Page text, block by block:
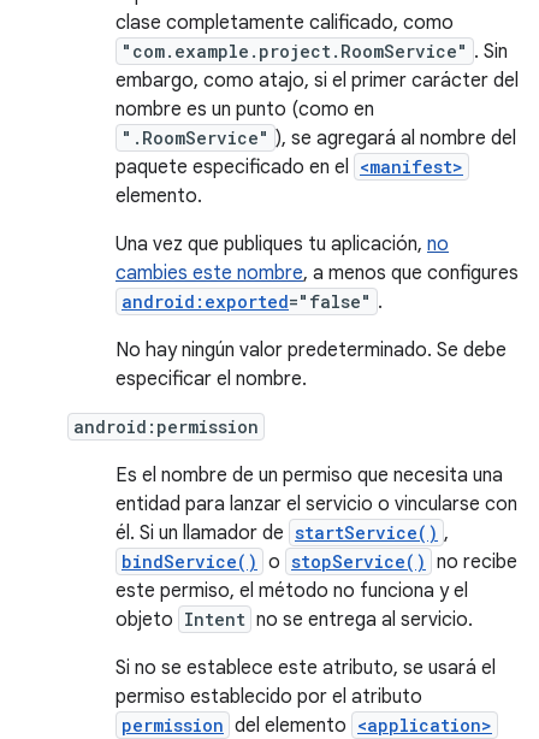
clase completamente calificado, como
"com.example.project.RoomService" . Sin
embargo, como atajo, si el primer carácter del
nombre es un punto (como en
".RoomService" ), se agregará al nombre del
paquete especificado en el <manifest>
elemento.
Una vez que publiques tu aplicación, no
cambies este nombre, a menos que configures
android:exported="false" .
No hay ningún valor predeterminado. Se debe
especificar el nombre.
android:permission
Es el nombre de un permiso que necesita una
entidad para lanzar el servicio o vincularse con
él. Si un llamador de startService() ,
bindService() o stopService() no recibe
este permiso, el método no funciona y el
objeto Intent no se entrega al servicio.
Si no se establece este atributo, se usará el
permiso establecido por el atributo
permission del elemento <application>